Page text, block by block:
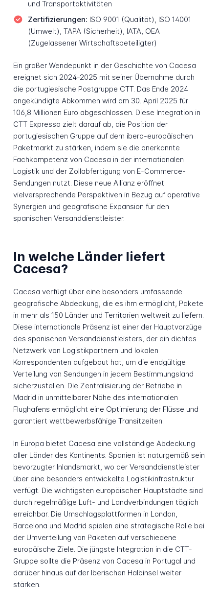
und Transportaktivitäten
Zertifizierungen: ISO 9001 (Qualität), ISO 14001
(Umwelt), TAPA (Sicherheit), IATA, OEA
(Zugelassener Wirtschaftsbeteiligter)
Ein großer Wendepunkt in der Geschichte von Cacesa
ereignet sich 2024-2025 mit seiner Übernahme durch
die portugiesische Postgruppe CTT. Das Ende 2024
angekündigte Abkommen wird am 30. April 2025 für
106,8 Millionen Euro abgeschlossen. Diese Integration in
CTT Expresso zielt darauf ab, die Position der
portugiesischen Gruppe auf dem ibero-europäischen
Paketmarkt zu stärken, indem sie die anerkannte
Fachkompetenz von Cacesa in der internationalen
Logistik und der Zollabfertigung von E-Commerce-
Sendungen nutzt. Diese neue Allianz eröffnet
vielversprechende Perspektiven in Bezug auf operative
Synergien und geografische Expansion für den
spanischen Versanddienstleister.
In welche Länder liefert
Cacesa?
Cacesa verfügt über eine besonders umfassende
geografische Abdeckung, die es ihm ermöglicht, Pakete
in mehr als 150 Länder und Territorien weltweit zu liefern.
Diese internationale Präsenz ist einer der Hauptvorzüge
des spanischen Versanddienstleisters, der ein dichtes
Netzwerk von Logistikpartnern und lokalen
Korrespondenten aufgebaut hat, um die endgültige
Verteilung von Sendungen in jedem Bestimmungsland
sicherzustellen. Die Zentralisierung der Betriebe in
Madrid in unmittelbarer Nähe des internationalen
Flughafens ermöglicht eine Optimierung der Flüsse und
garantiert wettbewerbsfähige Transitzeiten.
In Europa bietet Cacesa eine vollständige Abdeckung
aller Länder des Kontinents. Spanien ist naturgemäß sein
bevorzugter Inlandsmarkt, wo der Versanddienstleister
über eine besonders entwickelte Logistikinfrastruktur
verfügt. Die wichtigsten europäischen Hauptstädte sind
durch regelmäßige Luft- und Landverbindungen täglich
erreichbar. Die Umschlagsplattformen in London,
Barcelona und Madrid spielen eine strategische Rolle bei
der Umverteilung von Paketen auf verschiedene
europäische Ziele. Die jüngste Integration in die CTT-
Gruppe sollte die Präsenz von Cacesa in Portugal und
darüber hinaus auf der Iberischen Halbinsel weiter
stärken.